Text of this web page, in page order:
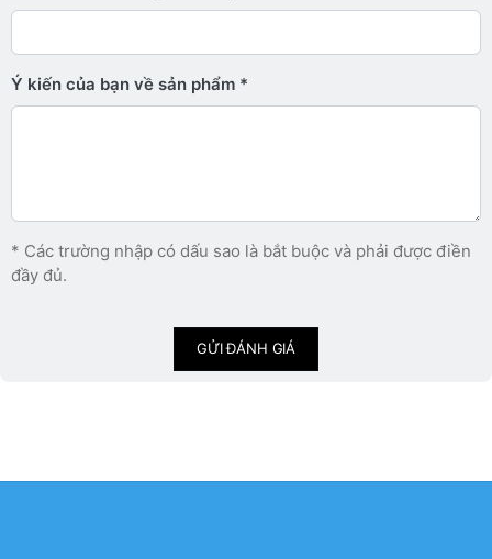
Ý kiến ​​của bạn về sản phẩm
* Các trường nhập có dấu sao là bắt buộc và phải được điền
đầy đủ.
GỬI ĐÁNH GIÁ